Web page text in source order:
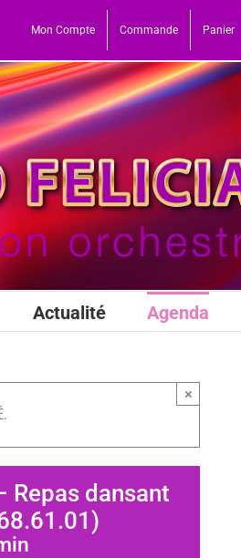
Mon Compte Commande Panier
Actualité Agenda
×
Repas dansant